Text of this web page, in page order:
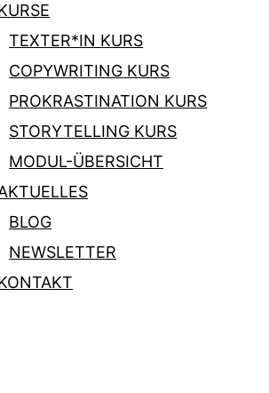
TEXTER*IN KURS
COPYWRITING KURS
PROKRASTINATION KURS
STORYTELLING KURS
MODUL-ÜBERSICHT
BLOG
NEWSLETTER